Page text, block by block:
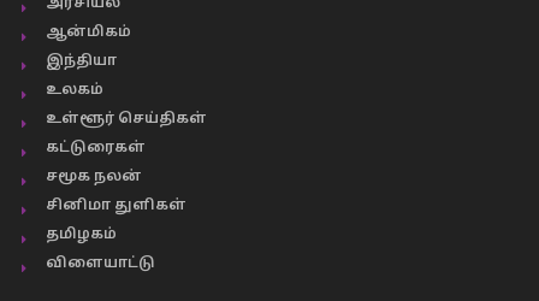
அரசியல்
ஆன்மிகம்
இந்தியா
உலகம்
உள்ளூர் செய்திகள்
கட்டுரைகள்
சமூக நலன்
சினிமா துளிகள்
தமிழகம்
விளையாட்டு